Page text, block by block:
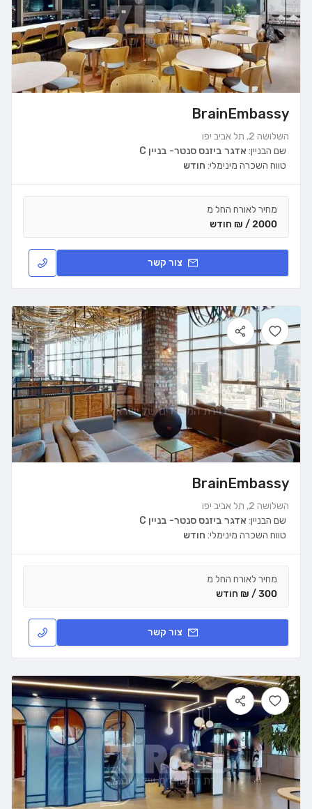
BrainEmbassy
השלושה 2, תל אביב יפו
שם הבניין: אדגר ביזנס סנטר- בניין C
טווח השכרה מינימלי: חודש
מחיר לאורח החל מ
2000 / ₪ חודש
צור קשר
BrainEmbassy
השלושה 2, תל אביב יפו
שם הבניין: אדגר ביזנס סנטר- בניין C
טווח השכרה מינימלי: חודש
מחיר לאורח החל מ
300 / ₪ חודש
צור קשר